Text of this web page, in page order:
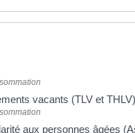
vacants (TLV et THLV)
aux personnes âgées